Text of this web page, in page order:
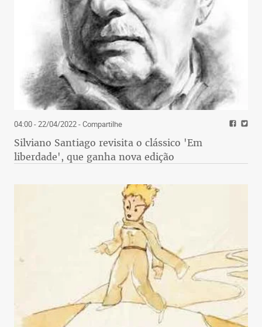
04:00 - 22/04/2022- Compartilhe
Silviano Santiago revisita o clássico 'Em
liberdade', que ganha nova edição